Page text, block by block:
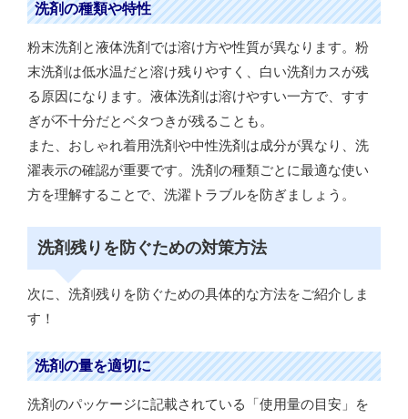
洗剤の種類や特性
粉末洗剤と液体洗剤では溶け方や性質が異なります。粉
末洗剤は低水温だと溶け残りやすく、白い洗剤カスが残
る原因になります。液体洗剤は溶けやすい一方で、すす
ぎが不十分だとベタつきが残ることも。
また、おしゃれ着用洗剤や中性洗剤は成分が異なり、洗
濯表示の確認が重要です。洗剤の種類ごとに最適な使い
方を理解することで、洗濯トラブルを防ぎましょう。
洗剤残りを防ぐための対策方法
次に、洗剤残りを防ぐための具体的な方法をご紹介しま
す！
洗剤の量を適切に
洗剤のパッケージに記載されている「使用量の目安」を